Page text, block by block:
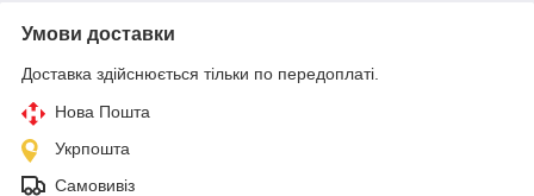
Умови доставки
Доставка здійснюється тільки по передоплаті.
Нова Пошта
Укрпошта
Самовивіз